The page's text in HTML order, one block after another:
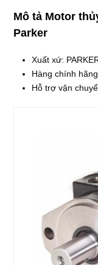
Mô tả Motor
Parker
Xuất xứ:
Hàng chính
Hỗ trợ vận